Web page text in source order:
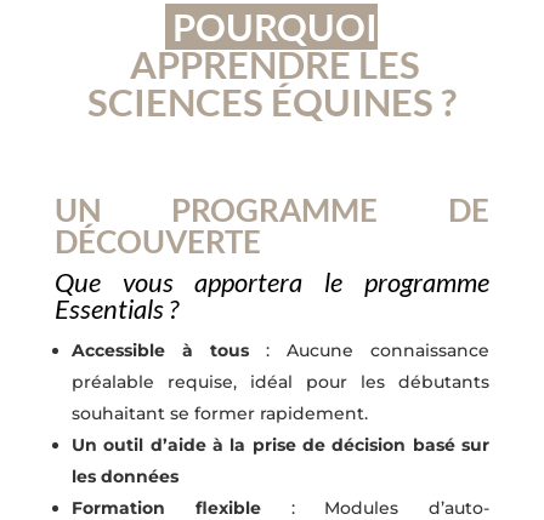
POURQUOI
APPRENDRE LES
SCIENCES ÉQUINES ?
UN PROGRAMME DE
DÉCOUVERTE
Que vous apportera le programme
Essentials ?
Accessible à tous: Aucune connaissance
préalable requise, idéal pour les débutants
souhaitant se former rapidement.
Un outil d’aide à la prise de décision basé sur
les données
Formation flexible: Modules d’auto-